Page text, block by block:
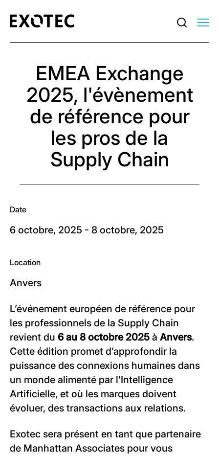
EMEA Exchange
2025, l'évènement
de référence pour
les pros de la
Supply Chain
Date
6 octobre, 2025 - 8 octobre, 2025
Location
Anvers
L’événement européen de référence pour
les professionnels de la Supply Chain
revient du 6 au 8 octobre 2025 à Anvers.
Cette édition promet d’approfondir la
puissance des connexions humaines dans
un monde alimenté par l’Intelligence
Artificielle, et où les marques doivent
évoluer, des transactions aux relations.
Exotec sera présent en tant que partenaire
de Manhattan Associates pour vous